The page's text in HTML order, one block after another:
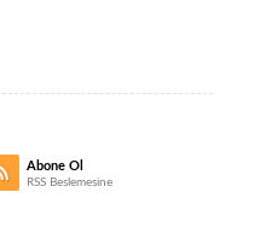
Abone Ol
RSS Beslemesine